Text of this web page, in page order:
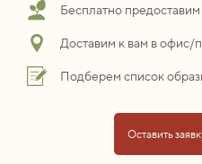
Бесплатно
Доставим к вам в офис/
Подберем список
Оставить